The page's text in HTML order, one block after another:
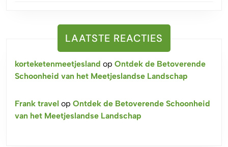
LAATSTE REACTIES
korteketenmeetjesland op Ontdek de Betoverende
Schoonheid van het Meetjeslandse Landschap
Frank travel op Ontdek de Betoverende Schoonheid
van het Meetjeslandse Landschap